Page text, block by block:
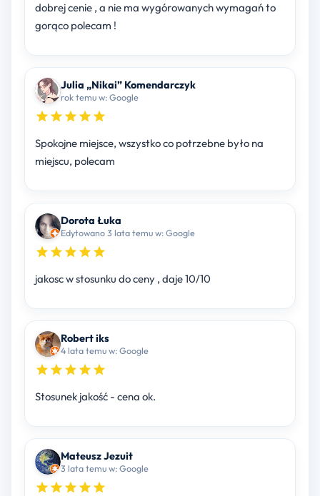
dobrej cenie , a nie ma wygórowanych wymagań to
gorąco polecam !
Julia „Nikai” Komendarczyk
rok temu w: Google
Spokojne miejsce, wszystko co potrzebne było na
miejscu, polecam
Dorota Łuka
Edytowano 3 lata temu w: Google
jakosc w stosunku do ceny , daje 10/10
Robert iks
4 lata temu w: Google
Stosunek jakość - cena ok.
Mateusz Jezuit
3 lata temu w: Google